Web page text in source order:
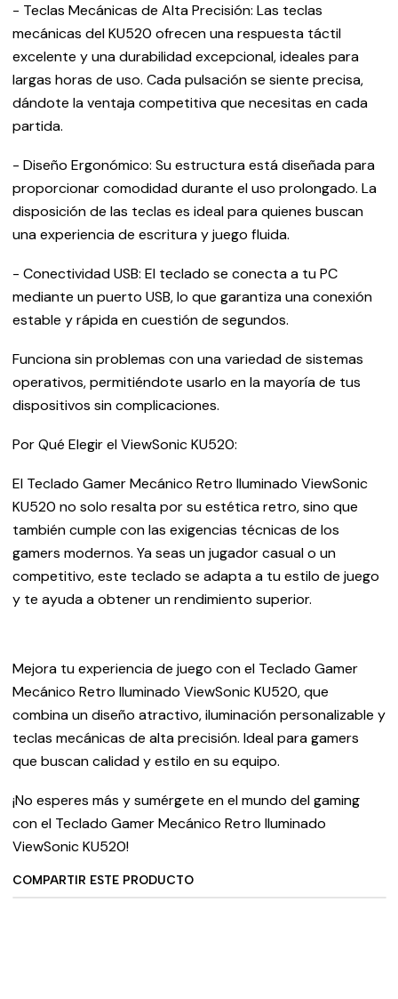
- Teclas Mecánicas de Alta Precisión: Las teclas
mecánicas del KU520 ofrecen una respuesta táctil
excelente y una durabilidad excepcional, ideales para
largas horas de uso. Cada pulsación se siente precisa,
dándote la ventaja competitiva que necesitas en cada
partida.
- Diseño Ergonómico: Su estructura está diseñada para
proporcionar comodidad durante el uso prolongado. La
disposición de las teclas es ideal para quienes buscan
una experiencia de escritura y juego fluida.
- Conectividad USB: El teclado se conecta a tu PC
mediante un puerto USB, lo que garantiza una conexión
estable y rápida en cuestión de segundos.
Funciona sin problemas con una variedad de sistemas
operativos, permitiéndote usarlo en la mayoría de tus
dispositivos sin complicaciones.
Por Qué Elegir el ViewSonic KU520:
El Teclado Gamer Mecánico Retro Iluminado ViewSonic
KU520 no solo resalta por su estética retro, sino que
también cumple con las exigencias técnicas de los
gamers modernos. Ya seas un jugador casual o un
competitivo, este teclado se adapta a tu estilo de juego
y te ayuda a obtener un rendimiento superior.
Mejora tu experiencia de juego con el Teclado Gamer
Mecánico Retro Iluminado ViewSonic KU520, que
combina un diseño atractivo, iluminación personalizable y
teclas mecánicas de alta precisión. Ideal para gamers
que buscan calidad y estilo en su equipo.
¡No esperes más y sumérgete en el mundo del gaming
con el Teclado Gamer Mecánico Retro Iluminado
ViewSonic KU520!
COMPARTIR ESTE PRODUCTO